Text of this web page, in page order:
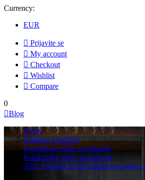
Currency:
EUR
 Prijavite se
 My account
 Checkout
 Wishlist
 Compare
0
Blog
Home
Kuhanje i pečenje
Ugradbene ploče za kuhanje
Indukcijske ploče za kuhanje
AEG IAE84411XB indukcijska ploča